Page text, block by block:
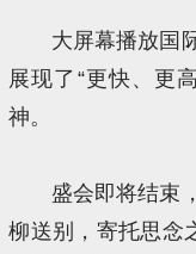
大屏幕播放国
展现了“更快、更
神。
盛会即将结束
柳送别，寄托思念